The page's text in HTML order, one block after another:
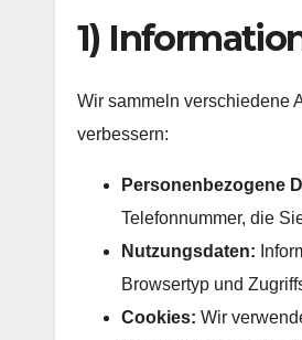
1)
Wir sammeln verschiedene
verbessern:
Personenbezogene
Telefonnummer, die
Nutzungsdaten:
Browsertyp und
Cookies: Wir